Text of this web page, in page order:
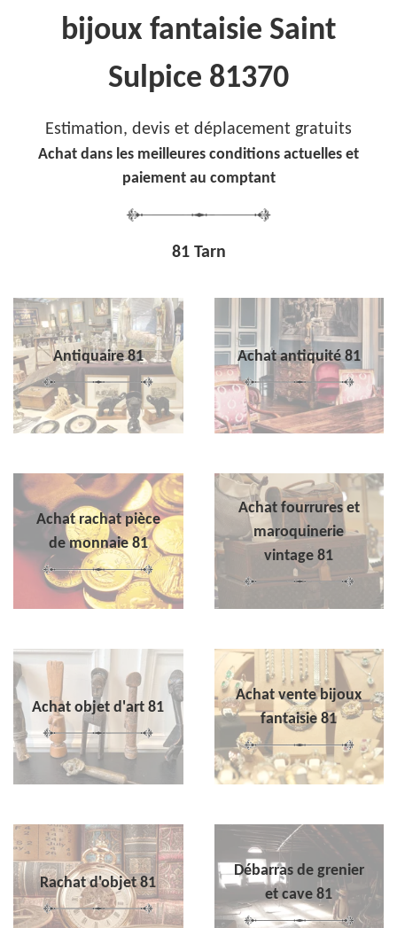
bijoux fantaisie Saint
Sulpice 81370
Estimation, devis et déplacement gratuits
Achat dans les meilleures conditions actuelles et
paiement au comptant
81 Tarn
Antiquaire 81 Achat antiquité 81
Achat rachat pièce
de monnaie 81
Achat fourrures et
maroquinerie
vintage 81
Achat objet d'art 81
Achat vente bijoux
fantaisie 81
Rachat d'objet 81
Débarras de grenier
et cave 81